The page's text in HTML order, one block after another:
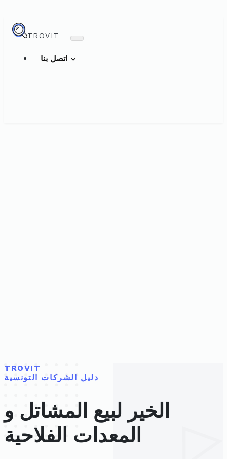
TROVIT
TROVIT
دليل الشركات التونسية
الخير لبيع المشاتل و
المعدات الفلاحية